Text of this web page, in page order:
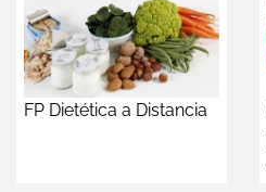
FP Dietética a Distancia